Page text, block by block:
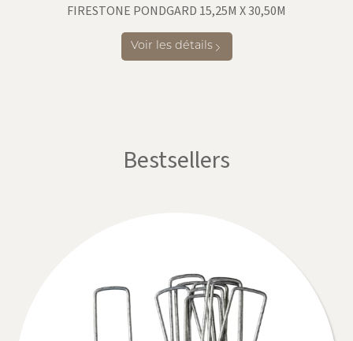
FIRESTONE PONDGARD 15,25M X 30,50M
Voir les détails
Bestsellers